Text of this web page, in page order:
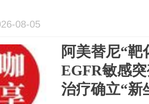
08-05
阿美替尼“靶
EGFR敏感
治疗确立“新